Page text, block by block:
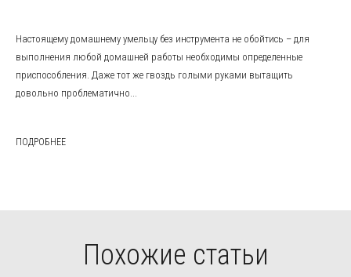
Настоящему домашнему умельцу без инструмента не обойтись – для
выполнения любой домашней работы необходимы определенные
приспособления. Даже тот же гвоздь голыми руками вытащить
довольно проблематично...
ПОДРОБНЕЕ
Похожие статьи